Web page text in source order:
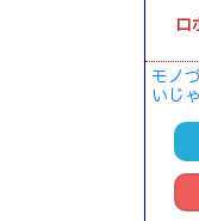
ロ
モノ
いじ